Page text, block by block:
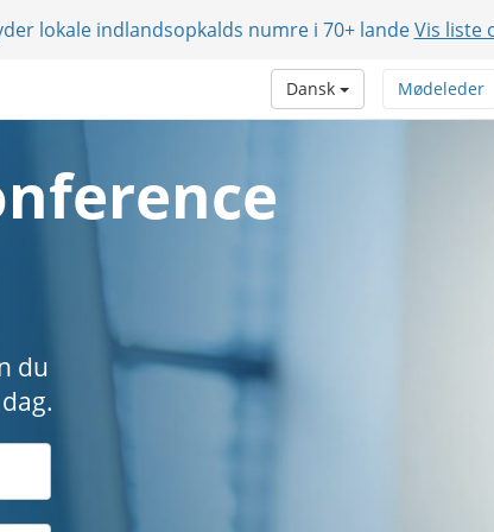
lokale indlandsopkalds numre i 70+ landeVis liste
Mødeleder
Dansk
du